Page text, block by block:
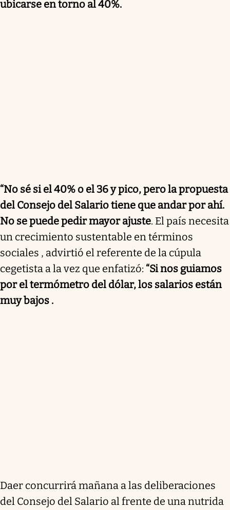
ubicarse en torno al 40%.
“No sé si el 40% o el 36 y pico, pero la propuesta
del Consejo del Salario tiene que andar por ahí.
No se puede pedir mayor ajuste. El país necesita
un crecimiento sustentable en términos
sociales , advirtió el referente de la cúpula
cegetista a la vez que enfatizó: “Si nos guiamos
por el termómetro del dólar, los salarios están
muy bajos .
Daer concurrirá mañana a las deliberaciones
del Consejo del Salario al frente de una nutrida